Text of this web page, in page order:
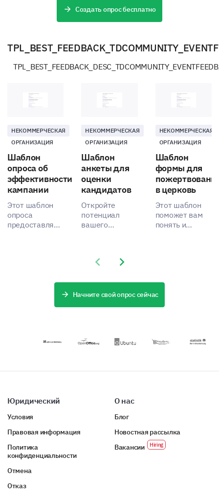
Создать опрос бесплатно
НЕКОММЕРЧЕСКАЯ
ОРГАНИЗАЦИЯ
Шаблон
опроса об
эффективности
кампании
Этот шаблон
опроса
предоставляет
НЕКОММЕРЧЕСКАЯ
ОРГАНИЗАЦИЯ
Шаблон
анкеты для
оценки
кандидатов
Откройте
потенциал
вашего
комплексного
анкеты для
оценки
НЕКОММЕРЧЕСКАЯ
ОРГАНИЗАЦИЯ
Шаблон
формы для
в церковь
Этот шаблон
поможет вам
понять и
Previous slide
Next slide
Начните свой опрос сейчас
Юридический
Условия
Правовая информация
Политика
конфиденциальности
Отмена
Отказ
О нас
Блог
Новостная рассылка
Вакансии